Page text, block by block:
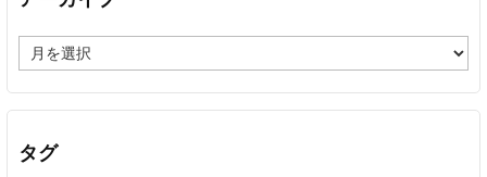
ー
カ
イ
タグ